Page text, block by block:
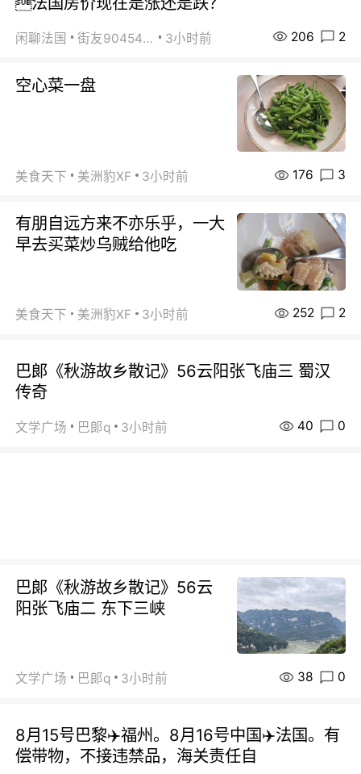
闲聊法国 街友90454511 3小时前 206 2
空心菜一盘
美食天下 美洲豹XF 3小时前 176 3
有朋自远方来不亦乐乎，一大
早去买菜炒乌贼给他吃
美食天下 美洲豹XF 3小时前 252 2
巴郞《秋游故乡散记》56云阳张飞庙三 蜀汉
传奇
文学广场 巴郞q 3小时前 40 0
巴郞《秋游故乡散记》56云
阳张飞庙二 东下三峡
文学广场 巴郞q 3小时前 38 0
8月15号巴黎✈️福州。8月16号中国✈️法国。有
偿带物，不接违禁品，海关责任自